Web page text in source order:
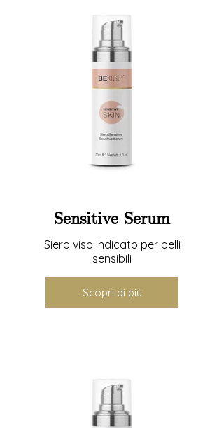
Sensitive Serum
Siero viso indicato per pelli
sensibili
Scopri di più